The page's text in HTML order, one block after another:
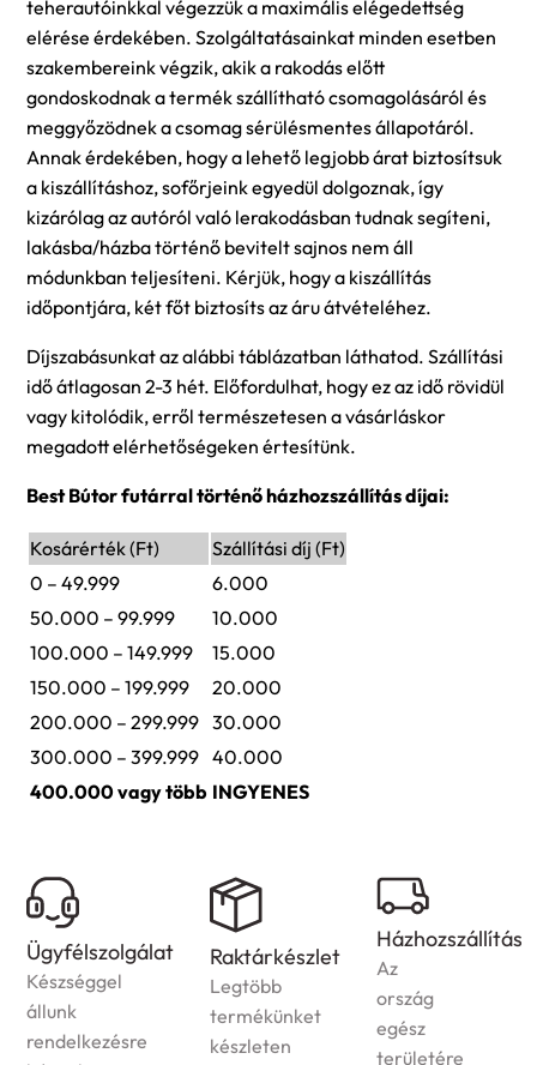
teherautóinkkal végezzük a maximális elégedettség
elérése érdekében. Szolgáltatásainkat minden esetben
szakembereink végzik, akik a rakodás előtt
gondoskodnak a termék szállítható csomagolásáról és
meggyőzödnek a csomag sérülésmentes állapotáról.
Annak érdekében, hogy a lehető legjobb árat biztosítsuk
a kiszállításhoz, sofőrjeink egyedül dolgoznak, így
kizárólag az autóról való lerakodásban tudnak segíteni,
lakásba/házba történő bevitelt sajnos nem áll
módunkban teljesíteni. Kérjük, hogy a kiszállítás
időpontjára, két főt biztosíts az áru átvételéhez.
Díjszabásunkat az alábbi táblázatban láthatod. Szállítási
idő átlagosan 2-3 hét. Előfordulhat, hogy ez az idő rövidül
vagy kitolódik, erről természetesen a vásárláskor
megadott elérhetőségeken értesítünk.
Best Bútor futárral történő házhozszállítás díjai:
Kosárérték (Ft)
Szállítási díj (Ft)
0 – 49.999
6.000
50.000 – 99.999
10.000
100.000 – 149.999
15.000
150.000 – 199.999
20.000
200.000 – 299.999 30.000
300.000 – 399.999 40.000
400.000 vagy több INGYENES
Ügyfélszolgálat
Készséggel
állunk
rendelkezésre
Raktárkészlet
Legtöbb
termékünket
készleten
Házhozszállítás
Az
ország
egész
területére